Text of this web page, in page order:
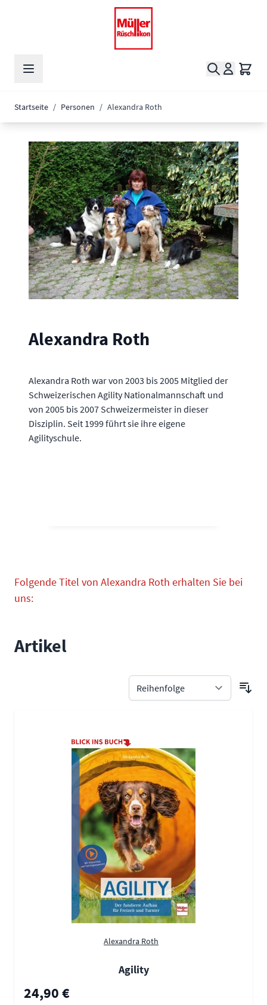
Suche
Startseite / Personen / Alexandra Roth
Alexandra Roth
Alexandra Roth war von 2003 bis 2005 Mitglied der
Schweizerischen Agility Nationalmannschaft und
von 2005 bis 2007 Schweizermeister in dieser
Disziplin. Seit 1999 führt sie ihre eigene
Agilityschule.
Folgende Titel von Alexandra Roth erhalten Sie bei
uns:
Artikel
Alexandra Roth
Agility
24,90 €